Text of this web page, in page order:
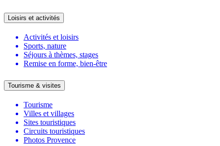
Loisirs et activités
Activités et loisirs
Sports, nature
Séjours à thèmes, stages
Remise en forme, bien-être
Tourisme & visites
Tourisme
Villes et villages
Sites touristiques
Circuits touristiques
Photos Provence